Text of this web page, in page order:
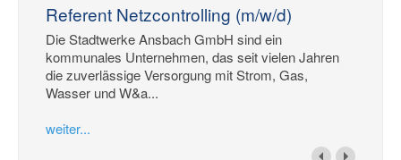
Referent Netzcontrolling (m/w/d)
Die Stadtwerke Ansbach GmbH sind ein
kommunales Unternehmen, das seit vielen Jahren
die zuverlässige Versorgung mit Strom, Gas,
Wasser und W&a...
weiter...